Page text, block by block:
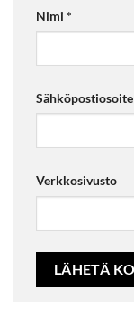
Nimi *
Sähköpostiosoite
Verkkosivusto